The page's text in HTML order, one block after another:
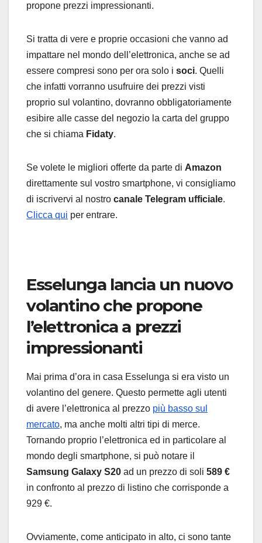
propone prezzi impressionanti.
Si tratta di vere e proprie occasioni che vanno ad
impattare nel mondo dell’elettronica, anche se ad
essere compresi sono per ora solo i soci. Quelli
che infatti vorranno usufruire dei prezzi visti
proprio sul volantino, dovranno obbligatoriamente
esibire alle casse del negozio la carta del gruppo
che si chiama Fidaty.
Se volete le migliori offerte da parte di Amazon
direttamente sul vostro smartphone, vi consigliamo
di iscrivervi al nostro canale Telegram ufficiale.
Clicca qui per entrare.
Esselunga lancia un nuovo
volantino che propone
l’elettronica a prezzi
impressionanti
Mai prima d’ora in casa Esselunga si era visto un
volantino del genere. Questo permette agli utenti
di avere l’elettronica al prezzo più basso sul
mercato, ma anche molti altri tipi di merce.
Tornando proprio l’elettronica ed in particolare al
mondo degli smartphone, si può notare il
Samsung Galaxy S20 ad un prezzo di soli 589 €
in confronto al prezzo di listino che corrisponde a
929 €.
Ovviamente, come anticipato in alto, ci sono tante